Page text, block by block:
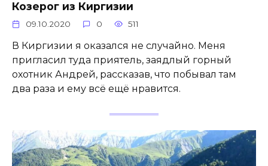
Козерог из Киргизии
09.10.2020 0 511
В Киргизии я оказался не случайно. Меня
пригласил туда приятель, заядлый горный
охотник Андрей, рассказав, что побывал там
два раза и ему всё ещё нравится.